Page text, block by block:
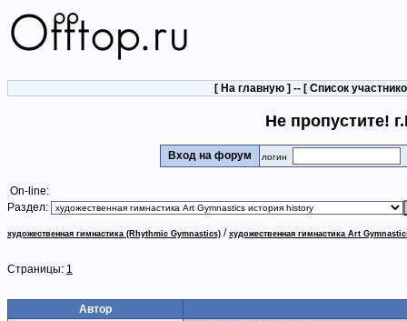
[ На главную ] -- [ Список
Не пропустите!
Вход на форум логин
On-line:
Раздел:
художественная гимнастика (Rhythmic Gymnastics) / художественная гимнастика Art
Страницы: 1
Автор